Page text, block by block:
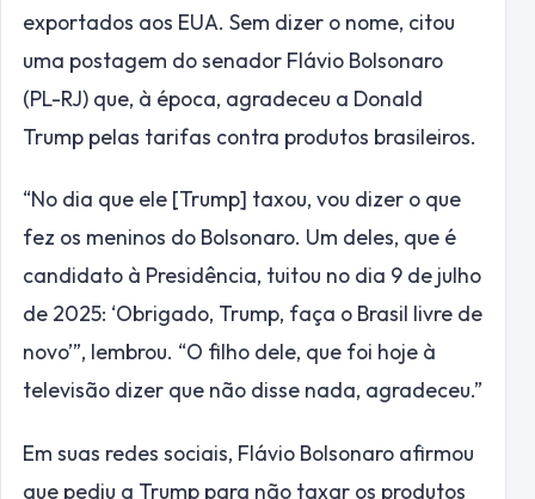
exportados aos EUA. Sem dizer o nome, citou
uma postagem do senador Flávio Bolsonaro
(PL-RJ) que, à época, agradeceu a Donald
Trump pelas tarifas contra produtos brasileiros.
“No dia que ele [Trump] taxou, vou dizer o que
fez os meninos do Bolsonaro. Um deles, que é
candidato à Presidência, tuitou no dia 9 de julho
de 2025: ‘Obrigado, Trump, faça o Brasil livre de
novo’”, lembrou. “O filho dele, que foi hoje à
televisão dizer que não disse nada, agradeceu.”
Em suas redes sociais, Flávio Bolsonaro afirmou
que pediu a Trump para não taxar os produtos